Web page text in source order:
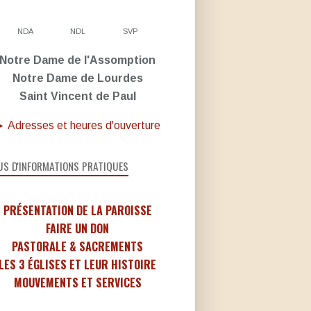
NDA NDL SVP
Notre Dame de l'Assomption
Notre Dame de Lourdes
Saint Vincent de Paul
Adresses et heures d'ouverture
D'INFORMATIONS PRATIQUES
PRÉSENTATION DE LA PAROISSE
FAIRE UN DON
PASTORALE & SACREMENTS
3 ÉGLISES ET LEUR HISTOIRE
MOUVEMENTS ET SERVICES